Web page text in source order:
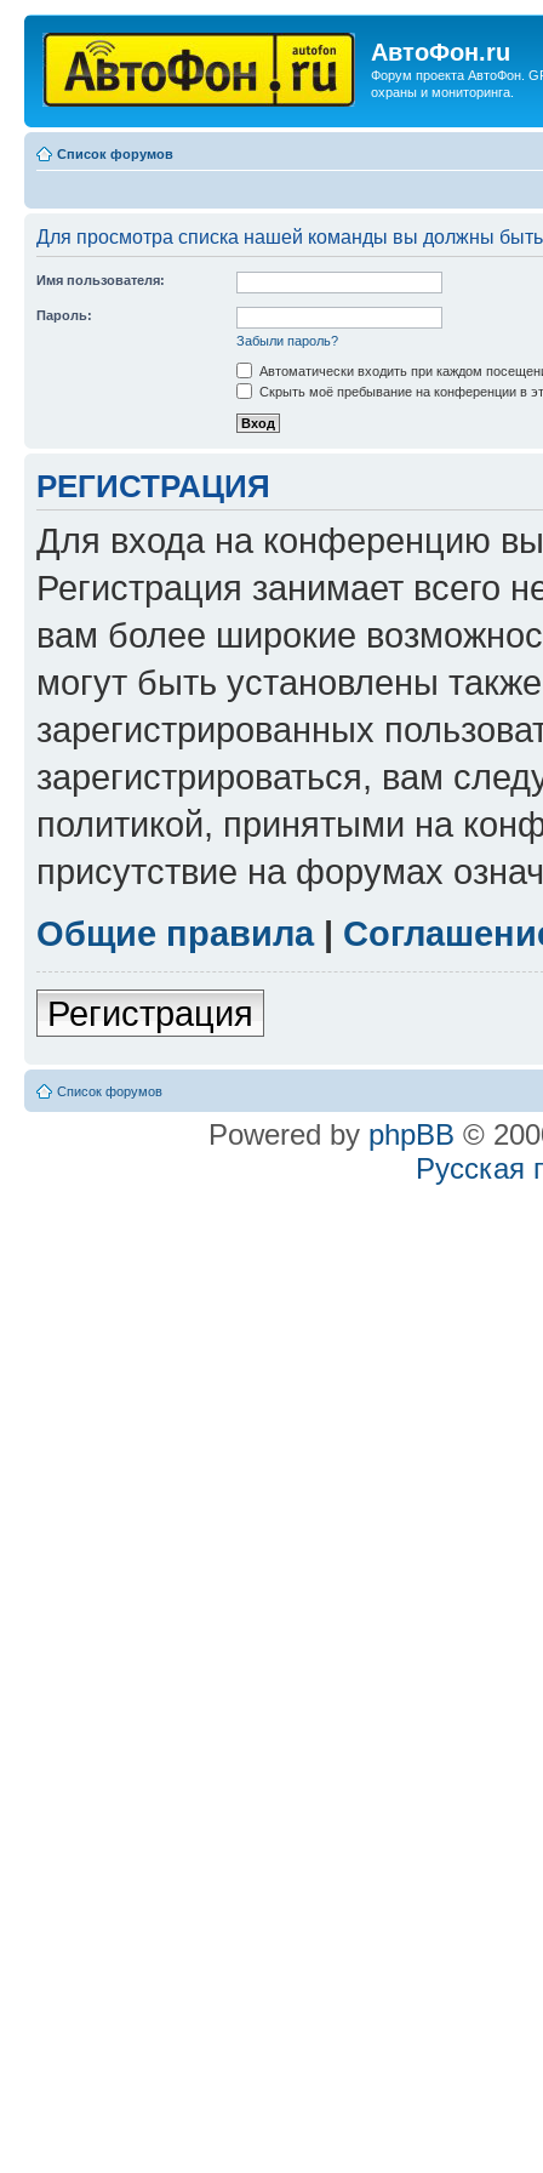
АвтоФон.ru
Форум проекта АвтоФон.
охраны и мониторинга.
Список форумов
Для просмотра списка нашей команды вы должны
Имя пользователя:
Пароль:
Забыли пароль?
Автоматически входить при каждом
Скрыть моё пребывание на конференции в
РЕГИСТРАЦИЯ
Для входа на конференцию
Регистрация занимает всего
вам более широкие
могут быть установлены
зарегистрированных
зарегистрироваться, вам
политикой, принятыми на
присутствие на форумах
Общие правила|
Регистрация
Список форумов
Powered by phpBB ©
Русская